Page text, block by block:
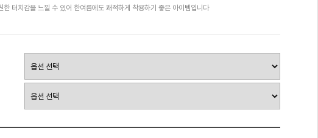
한 터치감을 느낄 수 있어 한여름에도 쾌적하게 착용하기 좋은 아이템입니다